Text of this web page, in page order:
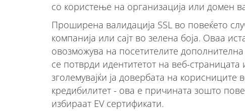
со користење на организација или домен
Проширена валидација SSL во повеќето
компанија или сајт во зелена боја. Оваа
овозможува на посетителите
се потврди идентитетот на веб-страницата
зголемувајќи ја довербата на
кредибилитет - ова е причината зошто
избираат EV сертификати.